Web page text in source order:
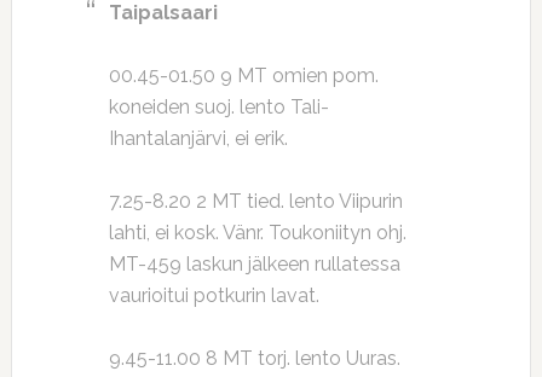
Taipalsaari
00.45-01.50 9 MT omien pom.
koneiden suoj. lento Tali-
Ihantalanjärvi, ei erik.
7.25-8.20 2 MT tied. lento Viipurin
lahti, ei kosk. Vänr. Toukoniityn ohj.
MT-459 laskun jälkeen rullatessa
vaurioitui potkurin lavat.
9.45-11.00 8 MT torj. lento Uuras.